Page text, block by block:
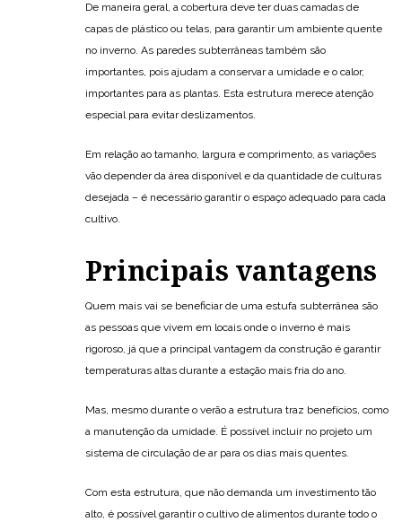
De maneira geral, a cobertura deve ter duas camadas de
capas de plástico ou telas, para garantir um ambiente quente
no inverno. As paredes subterrâneas também são
importantes, pois ajudam a conservar a umidade e o calor,
importantes para as plantas. Esta estrutura merece atenção
especial para evitar deslizamentos.
Em relação ao tamanho, largura e comprimento, as variações
vão depender da área disponível e da quantidade de culturas
desejada – é necessário garantir o espaço adequado para cada
cultivo.
Principais vantagens
Quem mais vai se beneficiar de uma estufa subterrânea são
as pessoas que vivem em locais onde o inverno é mais
rigoroso, já que a principal vantagem da construção é garantir
temperaturas altas durante a estação mais fria do ano.
Mas, mesmo durante o verão a estrutura traz benefícios, como
a manutenção da umidade. É possível incluir no projeto um
sistema de circulação de ar para os dias mais quentes.
Com esta estrutura, que não demanda um investimento tão
alto, é possível garantir o cultivo de alimentos durante todo o